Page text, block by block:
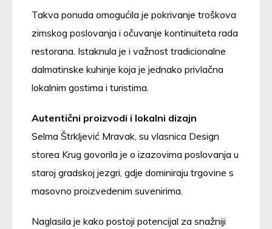
Takva ponuda omogućila je pokrivanje troškova
zimskog poslovanja i očuvanje kontinuiteta rada
restorana. Istaknula je i važnost tradicionalne
dalmatinske kuhinje koja je jednako privlačna
lokalnim gostima i turistima.
Autentični proizvodi i lokalni dizajn
Selma Štrkljević Mravak, su vlasnica Design
storea Krug govorila je o izazovima poslovanja u
staroj gradskoj jezgri, gdje dominiraju trgovine s
masovno proizvedenim suvenirima.
Naglasila je kako postoji potencijal za snažniji